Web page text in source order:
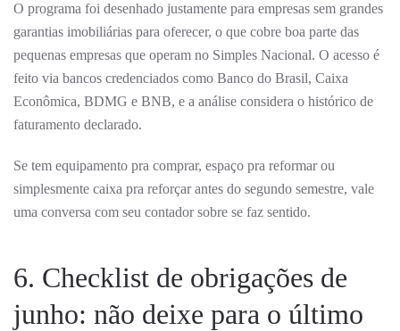
O programa foi desenhado justamente para empresas sem grandes
garantias imobiliárias para oferecer, o que cobre boa parte das
pequenas empresas que operam no Simples Nacional. O acesso é
feito via bancos credenciados como Banco do Brasil, Caixa
Econômica, BDMG e BNB, e a análise considera o histórico de
faturamento declarado.
Se tem equipamento pra comprar, espaço pra reformar ou
simplesmente caixa pra reforçar antes do segundo semestre, vale
uma conversa com seu contador sobre se faz sentido.
6. Checklist de obrigações de
junho: não deixe para o último